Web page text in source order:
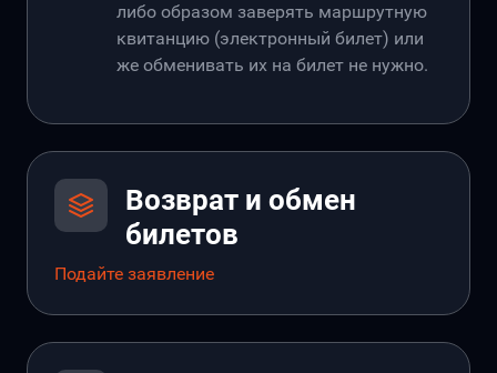
либо образом заверять маршрутную
квитанцию (электронный билет) или
же обменивать их на билет не нужно.
Возврат и обмен
билетов
Подайте заявление